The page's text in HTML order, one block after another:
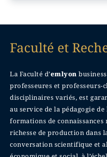
Faculté et
La Faculté d’emlyon
professeures et professeurs-
disciplinaires variés, est
au service de la pédagogie
formations de connaissances
richesse de production dans
conversation scientifique et